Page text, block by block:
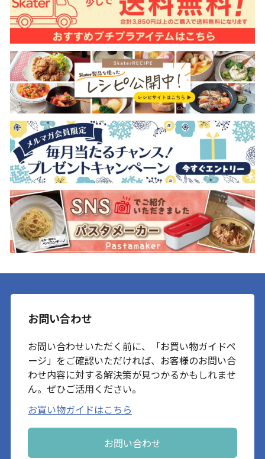
お問い合わせ
お問い合わせいただく前に、「お買い物ガイドペ
ージ」をご確認いただければ、お客様のお問い合
わせ内容に対する解決策が見つかるかもしれませ
ん。ぜひご活用ください。
お買い物ガイドはこちら
お問い合わせ